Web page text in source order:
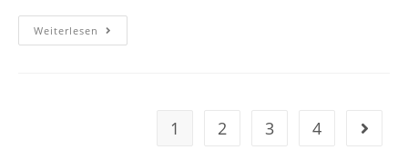
Weiterlesen
1 2 3 4